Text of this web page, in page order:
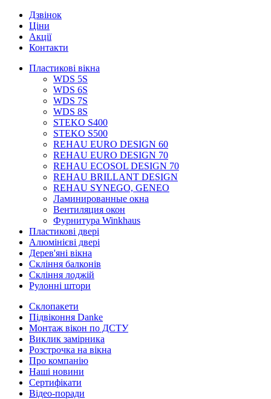
Дзвінок
Ціни
Акції
Контакти
Пластикові вікна
WDS 5S
WDS 6S
WDS 7S
WDS 8S
STEKO S400
STEKO S500
REHAU EURO DESIGN 60
REHAU EURO DESIGN 70
REHAU ECOSOL DESIGN 70
REHAU BRILLANT DESIGN
REHAU SYNEGO, GENEO
Ламинированные окна
Вентиляция окон
Фурнитура Winkhaus
Пластикові двері
Алюмінієві двері
Дерев'яні вікна
Скління балконів
Скління лоджій
Рулонні штори
Склопакети
Підвіконня Danke
Монтаж вікон по ДСТУ
Виклик замірника
Розстрочка на вікна
Про компанію
Наші новини
Сертифікати
Відео-поради